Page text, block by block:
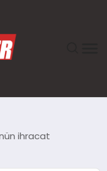
ihracat